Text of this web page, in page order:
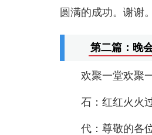
圆满的成功。谢谢。
第二篇：晚
欢聚一堂欢聚
石：红红火火
代：尊敬的各